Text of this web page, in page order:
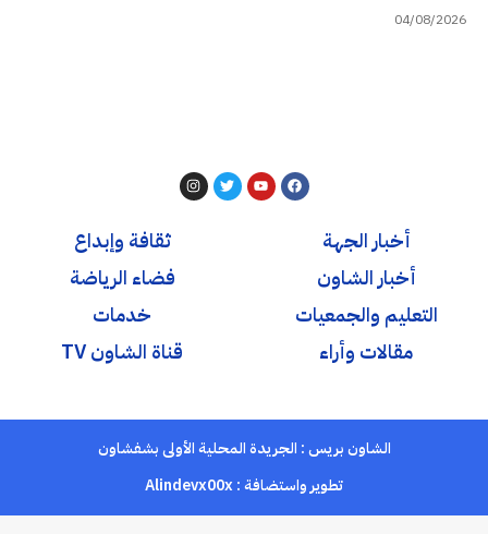
04/08/2026
أخبار الجهة
أخبار الشاون
التعليم والجمعيات
مقالات وأراء
ثقافة وإبداع
فضاء الرياضة
خدمات
قناة الشاون TV
الشاون بريس : الجريدة المحلية الأولى بشفشاون
تطوير واستضافة : Alindevx00x